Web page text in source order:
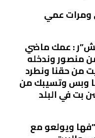
ومرات عمي
: عمك ماضي
منصور وندخله
من حقنا ونطرد
وبس وتسيبك من
بت في البلد
ويولعو مع